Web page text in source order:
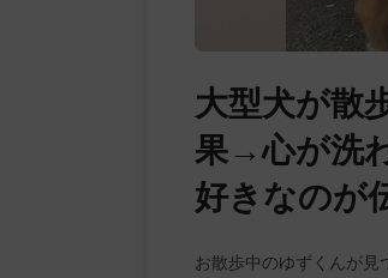
大型犬が散
果→心が洗
好きなのが
お散歩中のゆずくんが